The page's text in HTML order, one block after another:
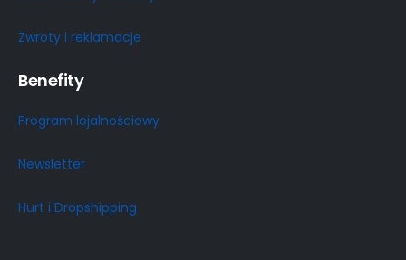
Zwroty i reklamacje
Benefity
Program lojalnościowy
Newsletter
Hurt i Dropshipping